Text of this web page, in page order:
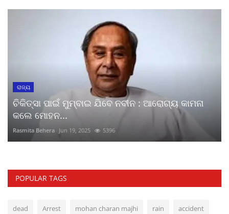
ରାଜ୍ୟ
ଚିକିତ୍ସା ପାଇଁ ମୁମ୍ବାଇ ଯିବେ ନବୀନ : ଆରୋଗ୍ୟ କାମନା
କଲେ ମୋହନ...
Rasmita Behera Jun 19, 2025 5396
POPULAR TAGS
dead Arrest mohan charan majhi rain accident